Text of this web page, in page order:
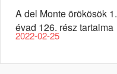
A del Monte örökösök 1.
évad 126. rész tartalma
2022-02-25